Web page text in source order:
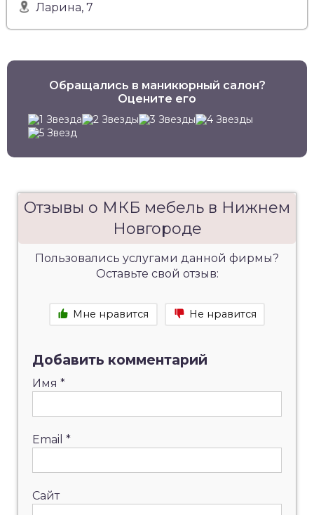
Ларина, 7
Обращались в маникюрный салон?
Оцените его
Отзывы о МКБ мебель в Нижнем
Новгороде
Пользовались услугами данной фирмы?
Оставьте свой отзыв:
Мне нравится Не нравится
Добавить комментарий
Имя *
Email *
Сайт